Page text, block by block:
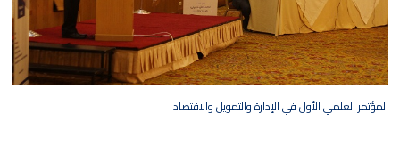
المؤتمر العلمي الأول في الإدارة والتمويل والاقتصاد